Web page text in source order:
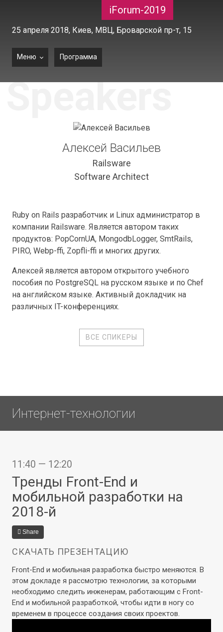
iForum-2019
25 апреля 2018, Киев, МВЦ, Броварской пр-т, 15
Меню Программа
Speakers
Алексей Васильев
Railsware
Software Architect
Ruby on Rails разработчик и Linux администратор в
компании Railsware. Является автором таких
продуктов: PopCornUA, MongodbLogger, SmtRails,
PIRO, Webp-ffi, Zopfli-ffi и многих других.
Алексей является автором открытого учебного
пособия по PostgreSQL на русском языке и по Chef
на английском языке. Активный докладчик на
различных IT-конференциях.
ВСЕ СПИКЕРЫ
Интернет-технологии
11:40 — 12:20
Тренды Front-End и
мобильной разработки на
2018-й
Share
СКАЧАТЬ ПРЕЗЕНТАЦИЮ
Front-End и мобильная разработка быстро меняются. В
этом докладе я рассмотрю технологии, за которыми
необходимо следить инженерам, работающим с Front-
End и мобильной разработкой, чтобы идти в ногу со
временем в процессе создания своих проектов.